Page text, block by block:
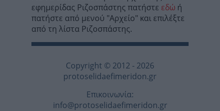
εφημερίδας Ριζοσπάστης πατήστε εδώ ή
πατήστε από μενού "Αρχείο" και επιλέξτε
από τη λίστα Ριζοσπάστης.
Copyright © 2012 - 2026
protoselidaefimeridon.gr
Επικοινωνία:
info@protoselidaefimeridon.gr